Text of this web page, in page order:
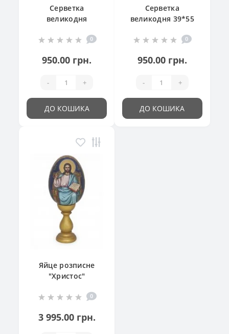
Серветка
великодня
кошик"
0
950.00 грн.
- +
ДО КОШИКА
Серветка
великодня 39*55
0
950.00 грн.
- +
ДО КОШИКА
Яйце розписне
"Христос"
0
3 995.00 грн.